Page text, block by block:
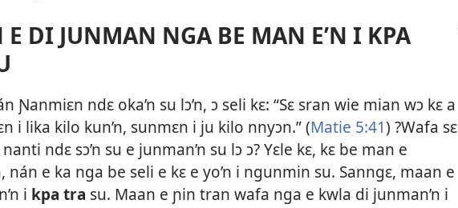
DI JUNMAN NGA BE MAN E’N I KPA
Ɲanmiɛn ndɛ oka’n su lɔ’n, ɔ seli kɛ: “Sɛ sran wie mian wɔ kɛ a
i lika kilo kun’n, sunmɛn i ju kilo nnyɔn.” (Matie 5:41) ?Wafa sɛ
ndɛ sɔ’n su e junman’n su lɔ ɔ? Yɛle kɛ, kɛ be man e
nán e ka nga be seli e kɛ e yo’n i ngunmin su. Sanngɛ, maan e
i kpa tra su. Maan e ɲin tran wafa nga e kwla di junman’n i